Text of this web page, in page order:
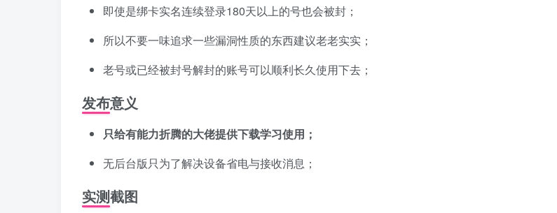
即使是绑卡实名连续登录180天以上的号也会被封；
所以不要一味追求一些漏洞性质的东西建议老老实实；
老号或已经被封号解封的账号可以顺利长久使用下去；
发布意义
只给有能力折腾的大佬提供下载学习使用；
无后台版只为了解决设备省电与接收消息；
实测截图